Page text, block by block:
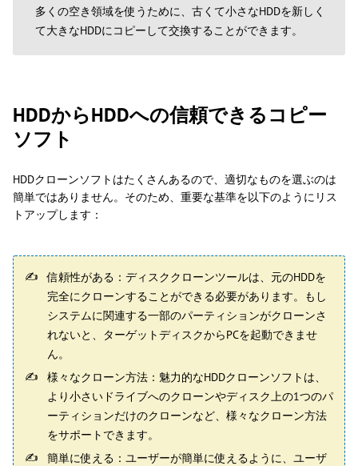
多くの空き領域を使うために、古くて小さなHDDを新しく
て大きなHDDにコピーして交換することができます。
HDDからHDDへの信頼できるコピー
ソフト
HDDクローンソフトはたくさんあるので、適切なものを選ぶのは
簡単ではありません。そのため、重要な基準を以下のようにリス
トアップします：
信頼性がある：ディスククローンツールは、元のHDDを
完全にクローンすることができる必要があります。もし
システムに関連する一部のパーティションがクローンさ
れないと、ターゲットディスクからPCを起動できませ
ん。
様々なクローン方法：魅力的なHDDクローンソフトは、
より小さいドライブへのクローンやディスク上の1つのパ
ーティションだけのクローンなど、様々なクローン方法
をサポートできます。
簡単に使える：ユーザーが簡単に使えるように、ユーザ